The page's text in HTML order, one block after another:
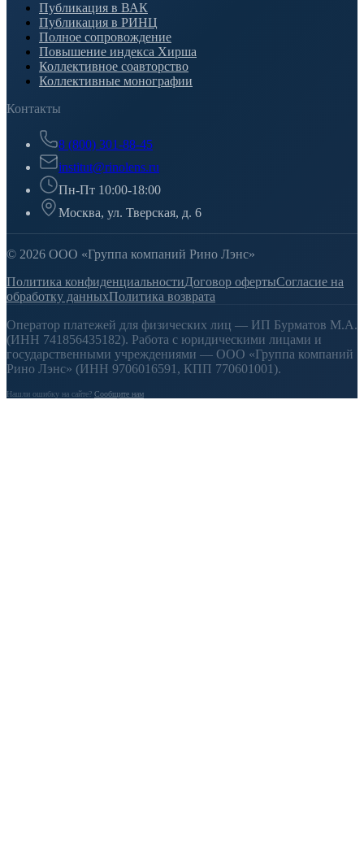
Публикация в ВАК
Публикация в РИНЦ
Полное сопровождение
Повышение индекса Хирша
Коллективное соавторство
Коллективные монографии
Контакты
8 (800) 301-88-45
institut@rinolens.ru
Пн-Пт 10:00-18:00
Москва, ул. Тверская, д. 6
© 2026 ООО «Группа компаний Рино Лэнс»
Политика конфиденциальностиДоговор офертыСогласие на
обработку данныхПолитика возврата
Оператор платежей для физических лиц — ИП Бурматов М.А.
(ИНН 741856435182). Работа с юридическими лицами и
государственными учреждениями — ООО «Группа компаний
Рино Лэнс» (ИНН 9706016591, КПП 770601001).
Нашли ошибку на сайте? Сообщите нам